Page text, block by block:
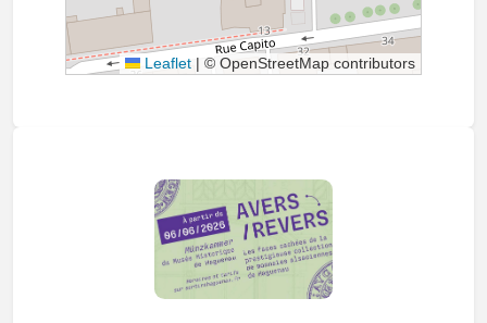
Leaflet | © OpenStreetMap contributors